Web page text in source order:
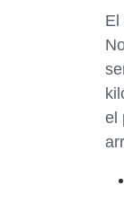
El
el